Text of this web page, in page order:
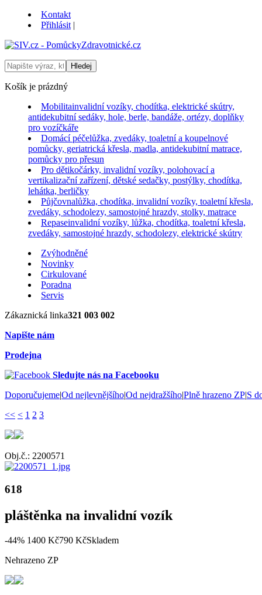
Kontakt
Přihlásit |
Košík je prázdný
Mobilitainvalidní vozíky, chodítka, elektrické skútry,
antidekubitní sedáky, hole, berle, bandáže, ortézy, doplňky
pro vozíčkáře
Domácí péčelůžka, zvedáky, toaletní a koupelnové
pomůcky, geriatrická křesla, madla, antidekubitní matrace,
pomůcky pro přesun
Pro dětikočárky, invalidní vozíky, polohovací a
vertikalizační zařízení, dětské sedačky, postýlky, chodítka,
lehátka, berličky
Půjčovnalůžka, chodítka, invalidní vozíky, toaletní křesla,
zvedáky, schodolezy, samostojné hrazdy, stolky, matrace
Repaseinvalidní vozíky, lůžka, chodítka, toaletní křesla,
zvedáky, samostojné hrazdy, schodolezy, elektrické skútry
Zvýhodněné
Novinky
Cirkulované
Poradna
Servis
Zákaznická linka321 003 002
Napište nám
Prodejna
Sledujte nás na Facebooku
Doporučujeme|Od nejlevnějšího|Od nejdražšího|Plně hrazeno ZP|S
<< < 1 2 3
Obj.č.: 2200571
618
pláštěnka na invalidní vozík
-44% 1400 Kč790 KčSkladem
Nehrazeno ZP